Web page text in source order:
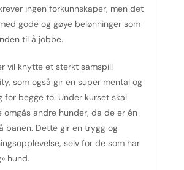
ingen forkunnskaper, men det
gode og gøye belønninger som
til å jobbe.
vil knytte et sterkt samspill
som også gir en super mental og
for begge to. Under kurset skal
omgås andre hunder, da de er én
banen. Dette gir en trygg og
selv for de som har
hund.